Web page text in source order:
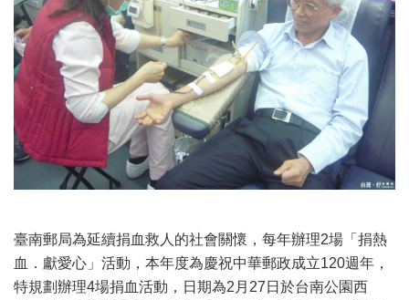
臺南郵局為延續捐血救人的社會關懷，每年辦理2場「捐熱
血．獻愛心」活動，本年度為慶祝中華郵政成立120週年，
特規劃辦理4場捐血活動，日期為2月27日於台南公園西